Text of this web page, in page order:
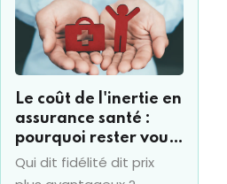
Le coût de l'inertie en
assurance santé :
pourquoi rester vous
coûte souvent 15% de
plus par an
Qui dit fidélité dit prix